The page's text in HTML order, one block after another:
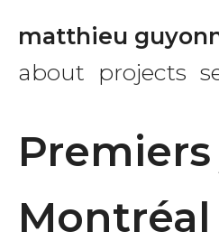
matthieu
about projects
Montréal